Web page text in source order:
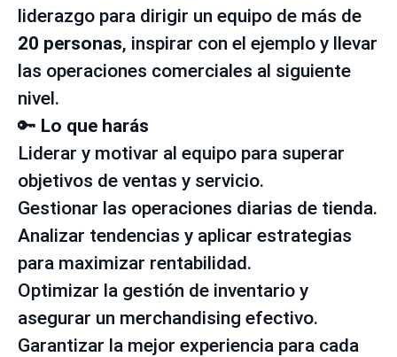
liderazgo para dirigir un equipo de más de
20 personas, inspirar con el ejemplo y llevar
las operaciones comerciales al siguiente
nivel.
🔑 Lo que harás
Liderar y motivar al equipo para superar
objetivos de ventas y servicio.
Gestionar las operaciones diarias de tienda.
Analizar tendencias y aplicar estrategias
para maximizar rentabilidad.
Optimizar la gestión de inventario y
asegurar un merchandising efectivo.
Garantizar la mejor experiencia para cada